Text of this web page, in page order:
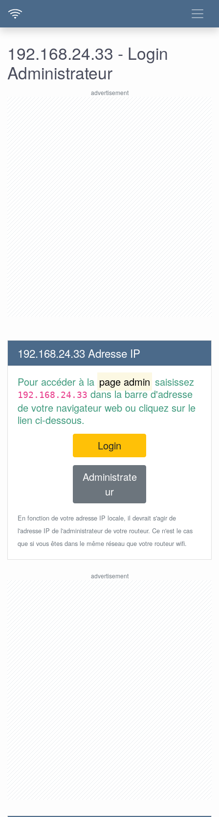
192.168.24.33 - Login
Administrateur
192.168.24.33 Adresse IP
Pour accéder à la page admin saisissez
192.168.24.33 dans la barre d'adresse
de votre navigateur web ou cliquez sur le
lien ci-dessous.
Login
Administrate
ur
En fonction de votre adresse IP locale, il devrait s'agir de
l'adresse IP de l'administrateur de votre routeur. Ce n'est le cas
que si vous êtes dans le même réseau que votre routeur wifi.